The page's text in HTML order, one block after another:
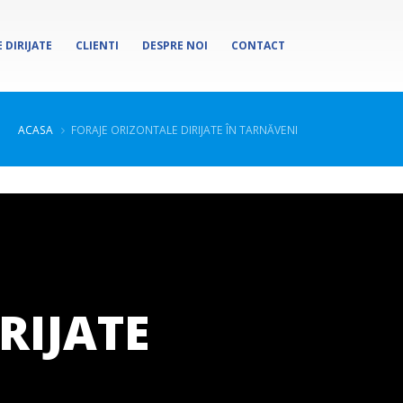
DIRIJATE CLIENTI DESPRE NOI CONTACT
ACASA FORAJE ORIZONTALE DIRIJATE ÎN TARNĂVENI